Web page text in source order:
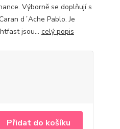
Výborně se doplňují s
d´Ache Pablo. Je
jsou... celý popis
Přidat do košíku